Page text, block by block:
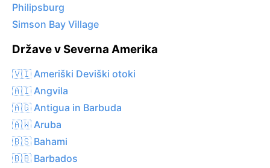
Philipsburg
Simson Bay Village
Države v Severna Amerika
🇻🇮 Ameriški Deviški otoki
🇦🇮 Angvila
🇦🇬 Antigua in Barbuda
🇦🇼 Aruba
🇧🇸 Bahami
🇧🇧 Barbados